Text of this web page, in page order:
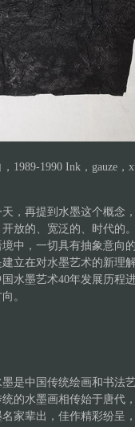
1989-1990 Ink，gauze，
，再提到水墨这个概念
放的、宽泛的、时代的
中，一切具有抽象意向
立在对水墨艺术的新理
水墨艺术40年发展历程
。
是中国传统绘画和书法
的水墨画相传始于唐代
家辈出，佳作精彩纷呈